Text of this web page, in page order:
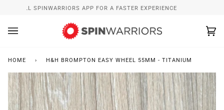
content
INSTALL SPINWARRIORS APP FOR A FASTER EXPERIENCE
HOME › H&H BROMPTON EASY WHEEL 55MM - TITANIUM